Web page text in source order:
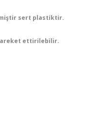
sert plastiktir.
ettirilebilir.